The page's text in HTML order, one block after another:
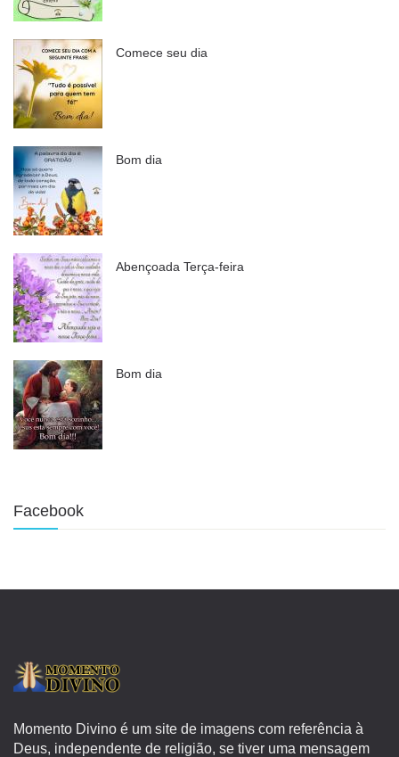
Comece seu dia
Bom dia
Abençoada Terça-feira
Bom dia
Facebook
Momento Divino é um site de imagens com referência à
Deus, independente de religião, se tiver uma mensagem